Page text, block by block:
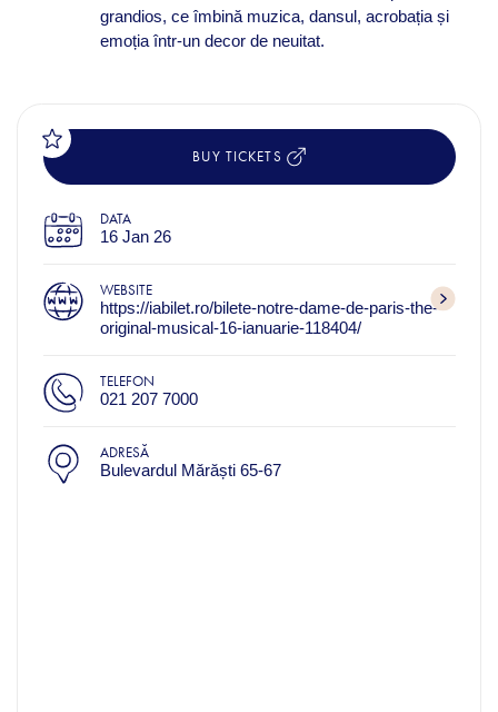
grandios, ce îmbină muzica, dansul, acrobația și
emoția într-un decor de neuitat.
BUY TICKETS
DATA
16 Jan 26
WEBSITE
https://iabilet.ro/bilete-notre-dame-de-paris-the-
original-musical-16-ianuarie-118404/
TELEFON
021 207 7000
ADRESĂ
Bulevardul Mărăști 65-67